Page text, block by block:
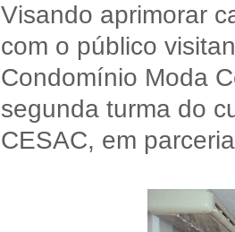
Visando aprimorar
com o público
Condomínio Moda
segunda turma do
CESAC, em